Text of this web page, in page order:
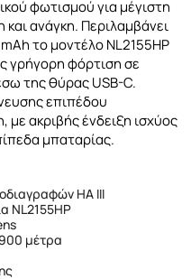
φωτισμού για μέγιστη
ανάγκη. Περιλαμβάνει
το μοντέλο NL2155HP
γρήγορη φόρτιση σε
της θύρας USB-C.
επιπέδου
με ακριβής ένδειξη ισχύος
μπαταρίας.
HA III
NL2155HP
μέτρα